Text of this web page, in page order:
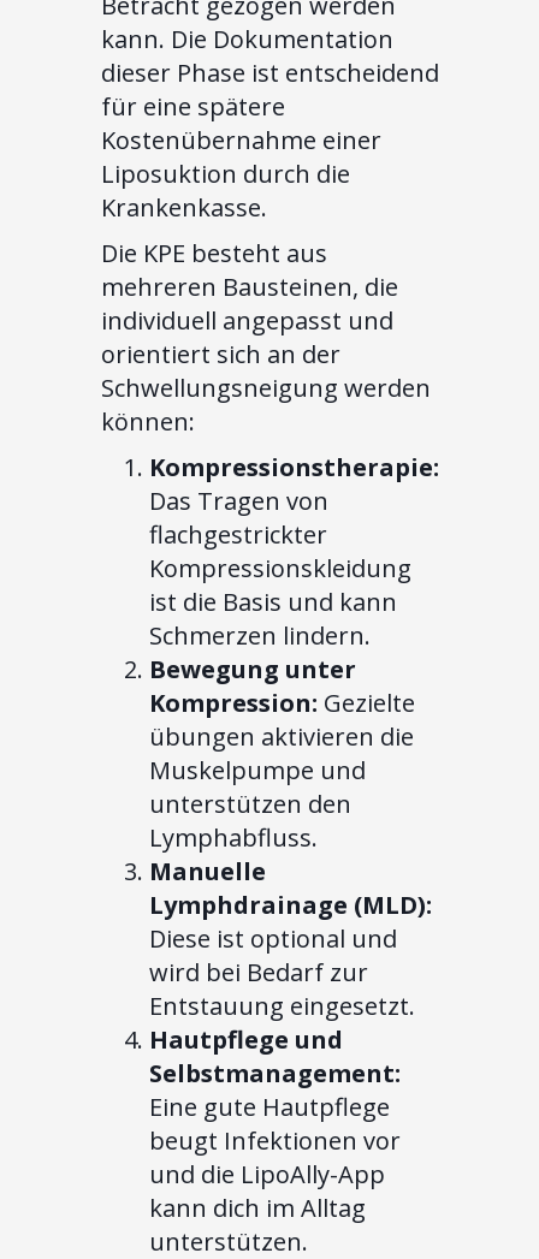
kann. Die Dokumentation
dieser Phase ist entscheidend
für eine spätere
Kostenübernahme einer
Liposuktion durch die
Krankenkasse.
Die KPE besteht aus
mehreren Bausteinen, die
individuell angepasst und
orientiert sich an der
Schwellungsneigung werden
können:
Kompressionstherapie:
Das Tragen von
flachgestrickter
Kompressionskleidung
ist die Basis und kann
Schmerzen lindern.
Bewegung unter
Kompression: Gezielte
übungen aktivieren die
Muskelpumpe und
unterstützen den
Lymphabfluss.
Manuelle
Lymphdrainage (MLD):
Diese ist optional und
wird bei Bedarf zur
Entstauung eingesetzt.
Hautpflege und
Selbstmanagement:
Eine gute Hautpflege
beugt Infektionen vor
und die LipoAlly-App
kann dich im Alltag
unterstützen.